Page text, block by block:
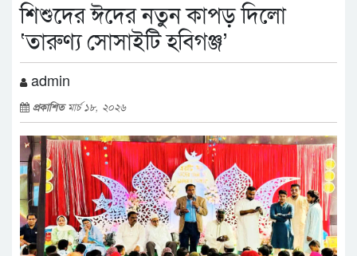
শিশুদের ঈদের নতুন কাপড় দিলো
‘তারুণ্য সোসাইটি হবিগঞ্জ’
admin
প্রকাশিতমার্চ ১৮, ২০২৬